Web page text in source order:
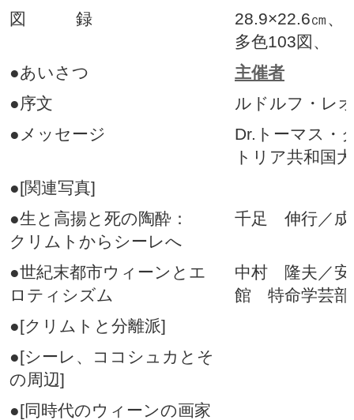
図 録
28.9×22.6㎝
多色103図、
●あいさつ
主催者
●序文
ルドルフ・レ
●メッセージ
Dr.トーマス・
トリア共和国
●[関連写真]
●生と高揚と死の陶酔：
クリムトからシーレへ
千足 伸行／成
●世紀末都市ウィーンとエ
ロティシズム
中村 隆夫／安
館 特命学芸部
●[クリムトと分離派]
●[シーレ、ココシュカとそ
の周辺]
●[同時代のウィーンの画家